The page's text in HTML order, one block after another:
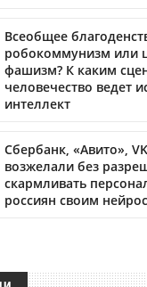
Всеобщее
робокоммунизм или
фашизм? К каким
человечество ведет
интеллект
Сбербанк, «Авито»,
возжелали без
скармливать
россиян своим